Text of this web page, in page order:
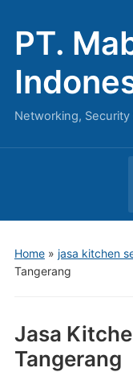
PT.
Networking,
Home» jasa kitchen
Tangerang
Jasa
Tangerang